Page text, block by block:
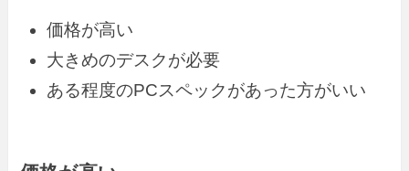
価格が高い
大きめのデスクが必要
ある程度のPCスペックがあった方がいい